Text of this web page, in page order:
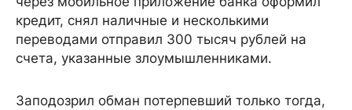
кредит, снял наличные и несколькими
переводами отправил 300 тысяч рублей на
счета, указанные злоумышленниками.
Заподозрил обман потерпевший только тогда,